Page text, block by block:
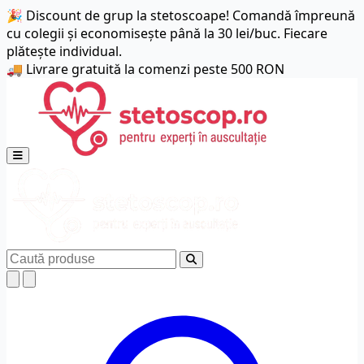
🎉 Discount de grup la stetoscoape! Comandă împreună
cu colegii și economisește până la 30 lei/buc. Fiecare
plătește individual.
🚚 Livrare gratuită la comenzi peste 500 RON
Deschide meniul principal